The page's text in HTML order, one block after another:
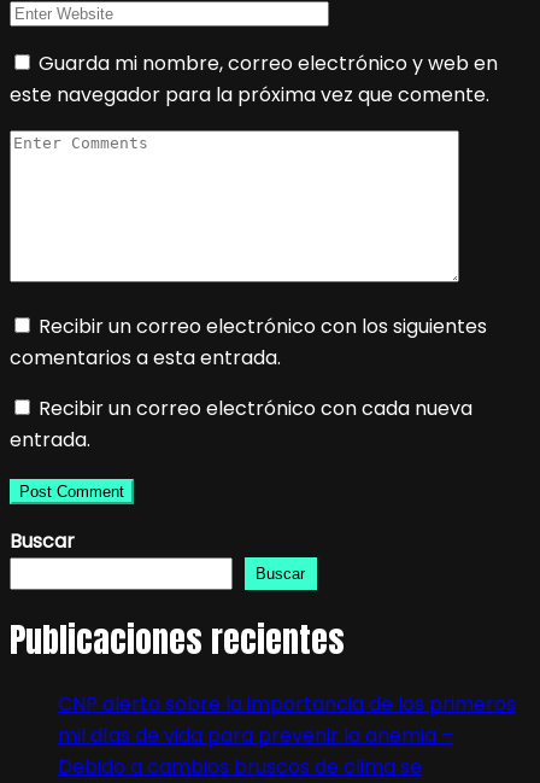
Guarda mi nombre, correo electrónico y web en
este navegador para la próxima vez que comente.
Recibir un correo electrónico con los siguientes
comentarios a esta entrada.
Recibir un correo electrónico con cada nueva
entrada.
Buscar
Buscar
Publicaciones recientes
CNP alerta sobre la importancia de los primeros
mil días de vida para prevenir la anemia –
Debido a cambios bruscos de clima se